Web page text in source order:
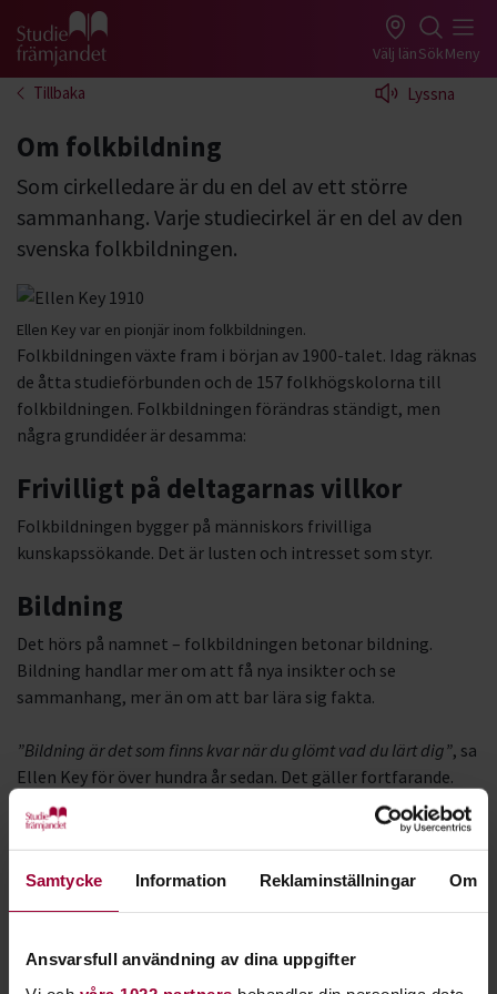
Samtycke Information Reklaminställningar Om
Ansvarsfull användning av dina uppgifter
Gå till studiefrämjandets startsida Välj länSökMeny
Tillbaka Lyssna
Om folkbildning
Som cirkelledare är du en del av ett större
sammanhang. Varje studiecirkel är en del av den
svenska folkbildningen.
Ellen Key var en pionjär inom folkbildningen.
Folkbildningen växte fram i början av 1900-talet. Idag räknas
de åtta studieförbunden och de 157 folkhögskolorna till
folkbildningen. Folkbildningen förändras ständigt, men
några grundidéer är desamma:
Frivilligt på deltagarnas villkor
Folkbildningen bygger på människors frivilliga
kunskapssökande. Det är lusten och intresset som styr.
Bildning
Det hörs på namnet – folkbildningen betonar bildning.
Bildning handlar mer om att få nya insikter och se
sammanhang, mer än om att bar lära sig fakta.
”Bildning är det som finns kvar när du glömt vad du lärt dig”, sa
Ellen Key för över hundra år sedan. Det gäller fortfarande.
Pedagogik
och insikt tillsammans. Allas erfarenheter och åsikter
Demokrati